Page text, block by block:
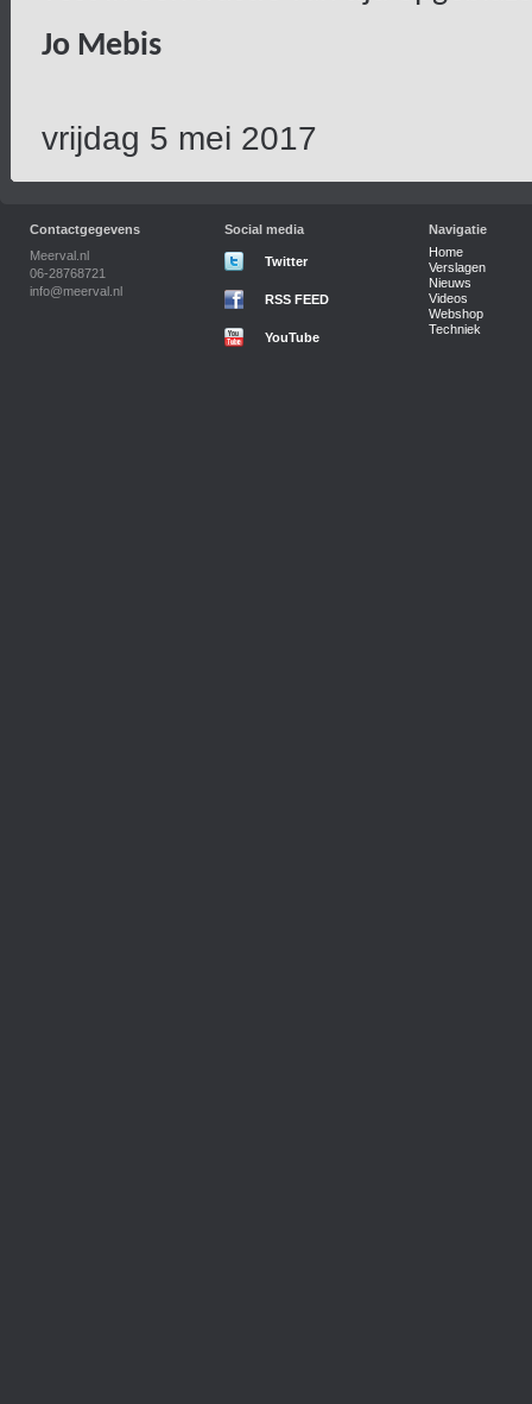
Jo Mebis
vrijdag 5 mei 2017
Contactgegevens
Meerval.nl
06-28768721
info@meerval.nl
Social media
Twitter
RSS FEED
YouTube
Navigatie
Home
Verslagen
Nieuws
Videos
Webshop
Techniek